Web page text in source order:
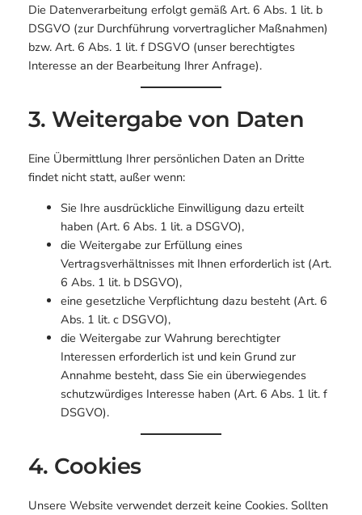
Die Datenverarbeitung erfolgt gemäß Art. 6 Abs. 1 lit. b
DSGVO (zur Durchführung vorvertraglicher Maßnahmen)
bzw. Art. 6 Abs. 1 lit. f DSGVO (unser berechtigtes
Interesse an der Bearbeitung Ihrer Anfrage).
3. Weitergabe von Daten
Eine Übermittlung Ihrer persönlichen Daten an Dritte
findet nicht statt, außer wenn:
Sie Ihre ausdrückliche Einwilligung dazu erteilt
haben (Art. 6 Abs. 1 lit. a DSGVO),
die Weitergabe zur Erfüllung eines
Vertragsverhältnisses mit Ihnen erforderlich ist (Art.
6 Abs. 1 lit. b DSGVO),
eine gesetzliche Verpflichtung dazu besteht (Art. 6
Abs. 1 lit. c DSGVO),
die Weitergabe zur Wahrung berechtigter
Interessen erforderlich ist und kein Grund zur
Annahme besteht, dass Sie ein überwiegendes
schutzwürdiges Interesse haben (Art. 6 Abs. 1 lit. f
DSGVO).
4. Cookies
Unsere Website verwendet derzeit keine Cookies. Sollten